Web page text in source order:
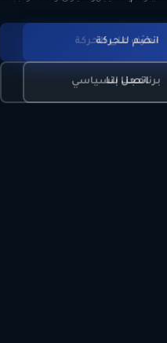
تعرّف على الحركة
برنامجنا السياسي
انضم للحركة
اتصل بنا